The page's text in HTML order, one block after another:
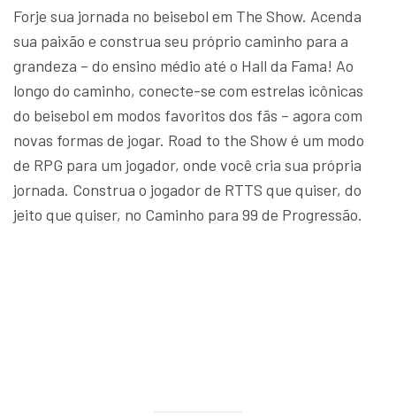
Forje sua jornada no beisebol em The Show. Acenda
sua paixão e construa seu próprio caminho para a
grandeza – do ensino médio até o Hall da Fama! Ao
longo do caminho, conecte-se com estrelas icônicas
do beisebol em modos favoritos dos fãs – agora com
novas formas de jogar. Road to the Show é um modo
de RPG para um jogador, onde você cria sua própria
jornada. Construa o jogador de RTTS que quiser, do
jeito que quiser, no Caminho para 99 de Progressão.